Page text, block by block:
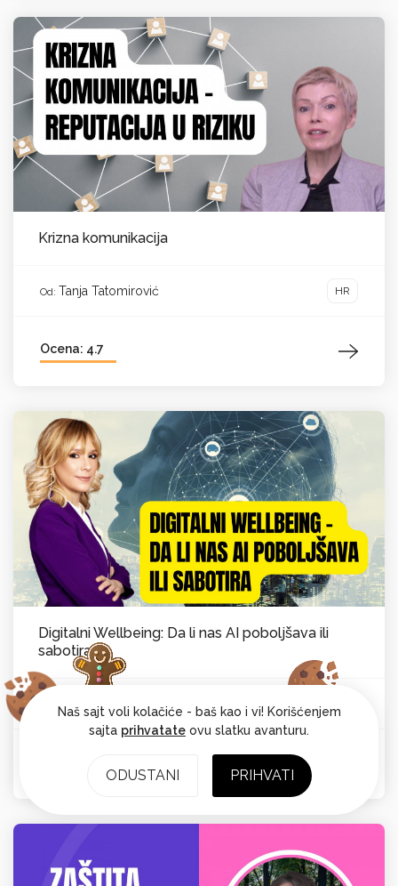
Krizna komunikacija
Od: Tanja Tatomirović HR
Ocena: 4.7
Digitalni Wellbeing: Da li nas AI poboljšava ili
sabotira
Od:
Naš sajt voli kolačiće - baš kao i vi! Korišćenjem
sajta prihvatate ovu slatku avanturu.
ODUSTANI PRIHVATI